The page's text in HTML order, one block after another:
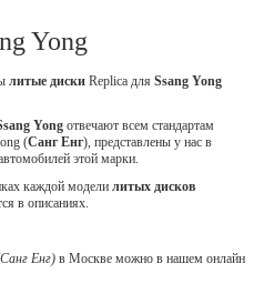
Yong
литые диски Replica для Ssang Yong
Yong отвечают всем стандартам
(Санг Енг), представлены у нас в
этой марки.
каждой модели литых дисков
в описаниях.
Енг) в Москве можно в нашем онлайн